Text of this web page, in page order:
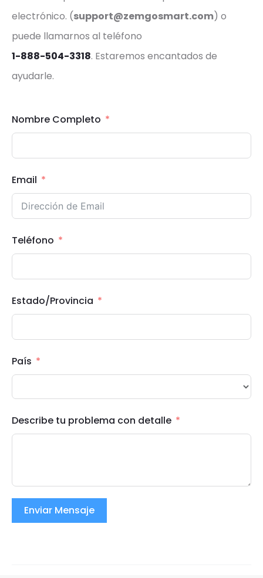
electrónico. (support@zemgosmart.com) o
puede llamarnos al teléfono
1-888-504-3318. Estaremos encantados de
ayudarle.
Nombre Completo
Email
Teléfono
Estado/Provincia
País
Describe tu problema con detalle
Enviar Mensaje